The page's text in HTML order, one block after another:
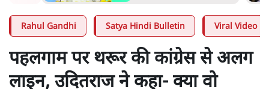
Rahul Gandhi Satya Hindi Bulletin Viral Video
पहलगाम पर थरूर की कांग्रेस से अलग
लाइन, उदितराज ने कहा- क्या वो